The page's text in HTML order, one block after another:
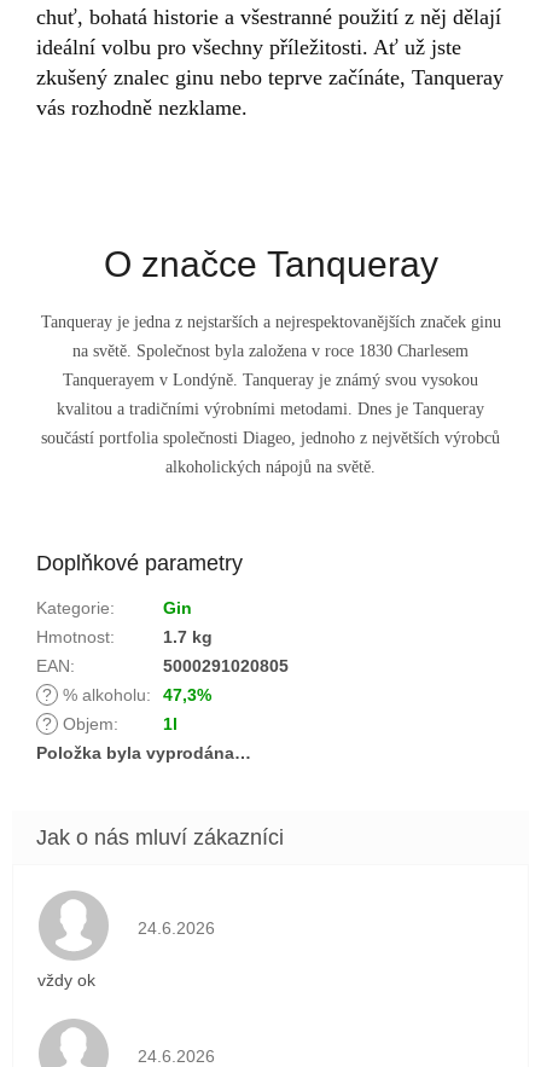
chuť, bohatá historie a všestranné použití z něj dělají
ideální volbu pro všechny příležitosti. Ať už jste
zkušený znalec ginu nebo teprve začínáte, Tanqueray
vás rozhodně nezklame.
O značce Tanqueray
Tanqueray je jedna z nejstarších a nejrespektovanějších značek ginu
na světě. Společnost byla založena v roce 1830 Charlesem
Tanquerayem v Londýně. Tanqueray je známý svou vysokou
kvalitou a tradičními výrobními metodami. Dnes je Tanqueray
součástí portfolia společnosti Diageo, jednoho z největších výrobců
alkoholických nápojů na světě.
Doplňkové parametry
Kategorie:
Gin
Hmotnost:
1.7 kg
EAN:
5000291020805
? % alkoholu:
47,3%
? Objem:
1l
Položka byla vyprodána…
Hodnocení obchodu je 5 z 5 hvězdiček.
24.6.2026
vždy ok
Hodnocení obchodu je 5 z 5 hvězdiček.
24.6.2026